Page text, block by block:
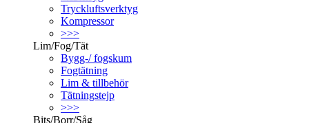
Tryckluftsverktyg
Kompressor
>>>
Lim/Fog/Tät
Bygg-/ fogskum
Fogtätning
Lim & tillbehör
Tätningstejp
>>>
Bits/Borr/Såg